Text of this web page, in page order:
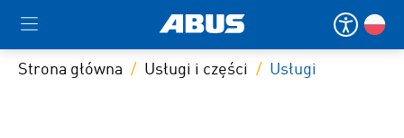
Strona główna Usługi i części Usługi